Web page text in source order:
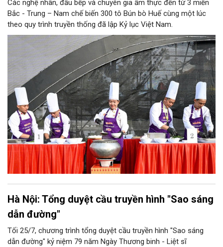
Các nghệ nhân, đầu bếp và chuyên gia ẩm thực đến từ 3 miền
Bắc - Trung – Nam chế biến 300 tô Bún bò Huế cùng một lúc
theo quy trình truyền thống đã lập Kỷ lục Việt Nam.
Hà Nội: Tổng duyệt cầu truyền hình "Sao sáng
dẫn đường"
Tối 25/7, chương trình tổng duyệt cầu truyền hình "Sao sáng
dẫn đường" kỷ niệm 79 năm Ngày Thương binh - Liệt sĩ